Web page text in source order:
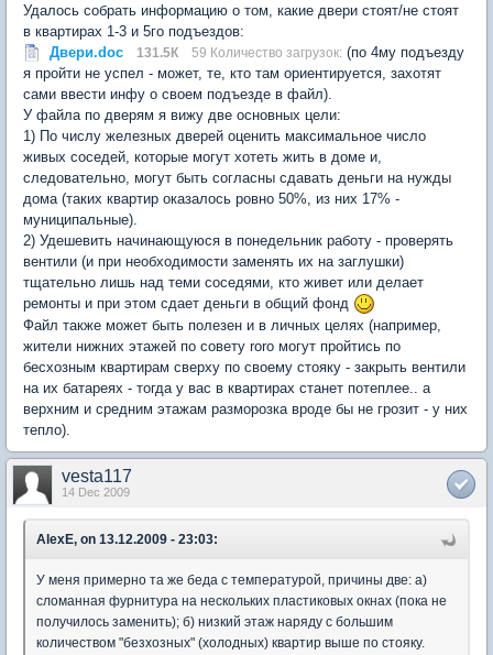
Удалось собрать информацию о том, какие двери стоят/не стоят
в квартирах 1-3 и 5го подъездов:
Двери.doc
131.5К 59 Количество загрузок: (по 4му подъезду
я пройти не успел - может, те, кто там ориентируется, захотят
сами ввести инфу о своем подъезде в файл).
У файла по дверям я вижу две основных цели:
1) По числу железных дверей оценить максимальное число
живых соседей, которые могут хотеть жить в доме и,
следовательно, могут быть согласны сдавать деньги на нужды
дома (таких квартир оказалось ровно 50%, из них 17% -
муниципальные).
2) Удешевить начинающуюся в понедельник работу - проверять
вентили (и при необходимости заменять их на заглушки)
тщательно лишь над теми соседями, кто живет или делает
ремонты и при этом сдает деньги в общий фонд
Файл также может быть полезен и в личных целях (например,
жители нижних этажей по совету roro могут пройтись по
бесхозным квартирам сверху по своему стояку - закрыть вентили
на их батареях - тогда у вас в квартирах станет потеплее.. а
верхним и средним этажам разморозка вроде бы не грозит - у них
тепло).
vesta117
14 Dec 2009
AlexE, on 13.12.2009 - 23:03:
У меня примерно та же беда с температурой, причины две: а)
сломанная фурнитура на нескольких пластиковых окнах (пока не
получилось заменить); б) низкий этаж наряду с большим
количеством "безхозных" (холодных) квартир выше по стояку.